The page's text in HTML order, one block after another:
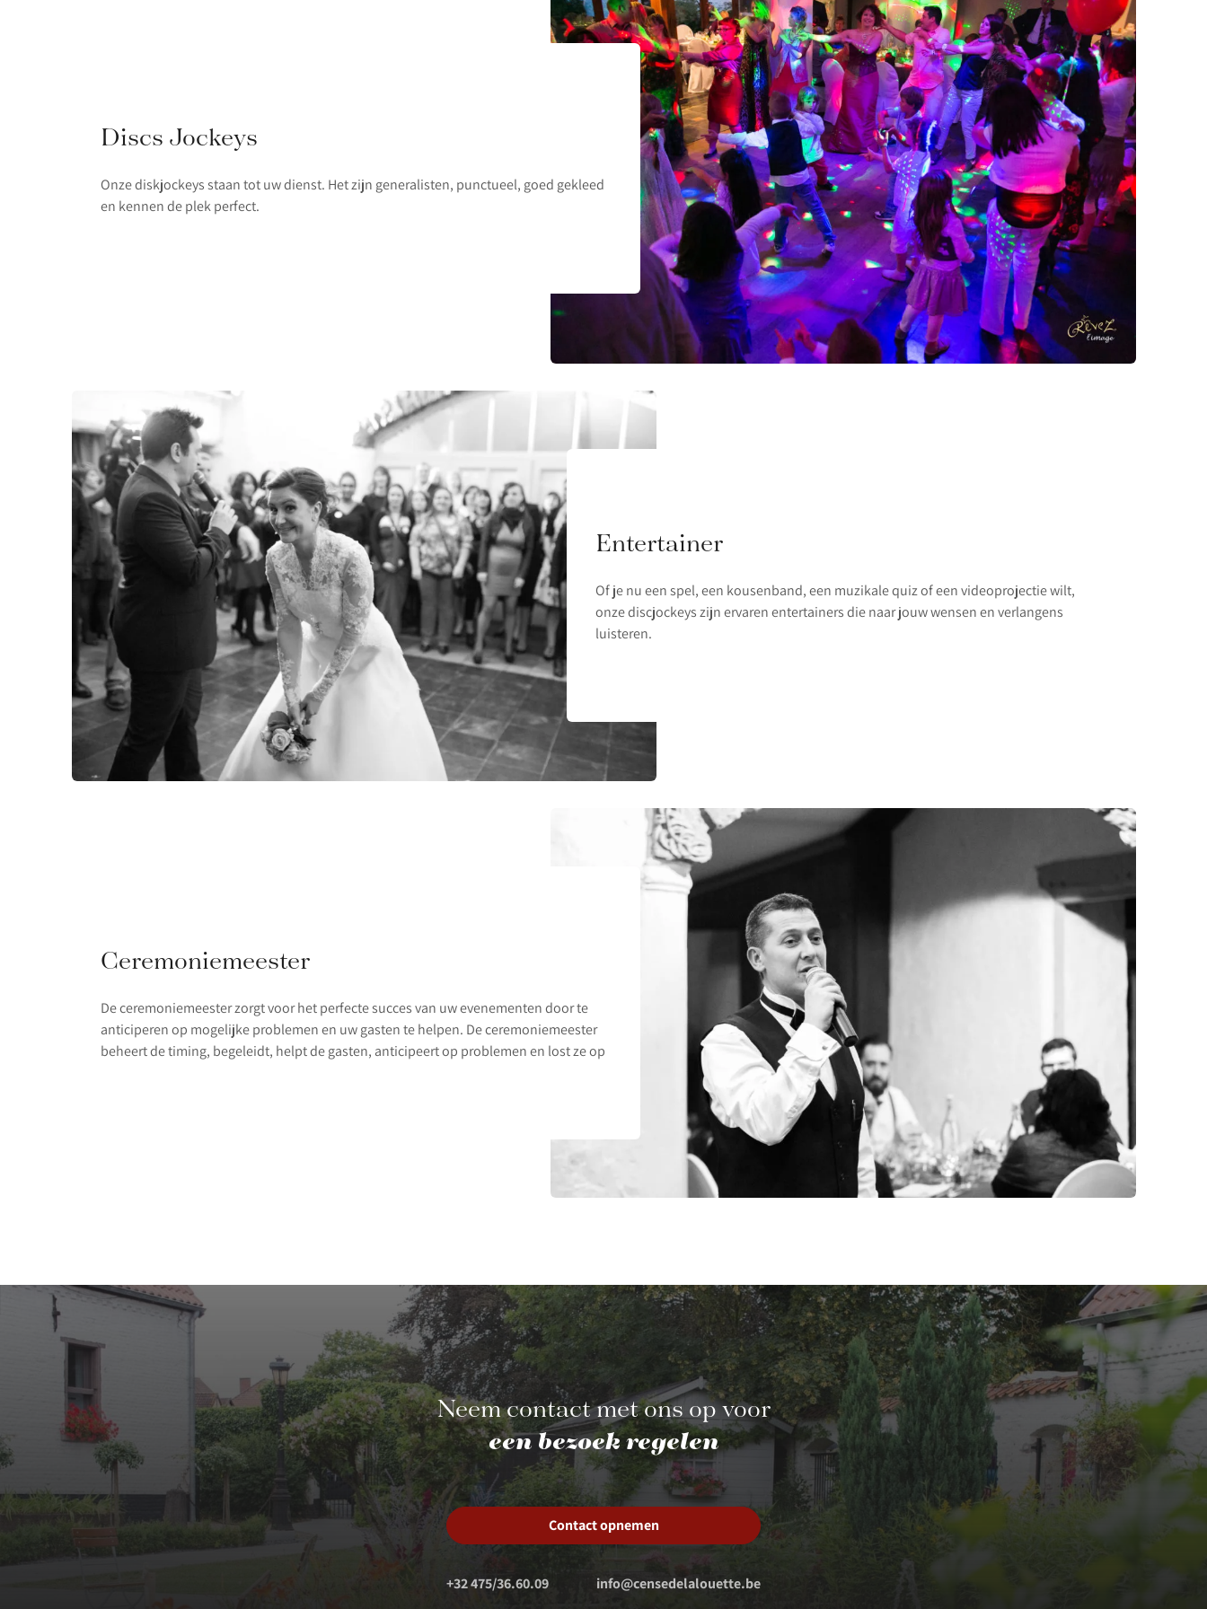
Discs Jockeys
Onze diskjockeys staan tot uw dienst. Het zijn generalisten, punctueel, goed gekleed
en kennen de plek perfect.
Entertainer
Of je nu een spel, een kousenband, een muzikale quiz of een videoprojectie wilt,
onze discjockeys zijn ervaren entertainers die naar jouw wensen en verlangens
luisteren.
Ceremoniemeester
De ceremoniemeester zorgt voor het perfecte succes van uw evenementen door te
anticiperen op mogelijke problemen en uw gasten te helpen. De ceremoniemeester
beheert de timing, begeleidt, helpt de gasten, anticipeert op problemen en lost ze op
Neem contact met ons op voor
een bezoek regelen
Contact opnemen
+32 475/36.60.09 info@censedelalouette.be